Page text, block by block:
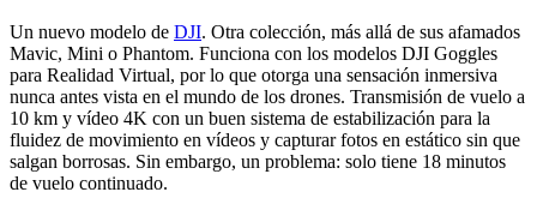
Un nuevo modelo de DJI. Otra colección, más allá de sus afamados
Mavic, Mini o Phantom. Funciona con los modelos DJI Goggles
para Realidad Virtual, por lo que otorga una sensación inmersiva
nunca antes vista en el mundo de los drones. Transmisión de vuelo a
10 km y vídeo 4K con un buen sistema de estabilización para la
fluidez de movimiento en vídeos y capturar fotos en estático sin que
salgan borrosas. Sin embargo, un problema: solo tiene 18 minutos
de vuelo continuado.